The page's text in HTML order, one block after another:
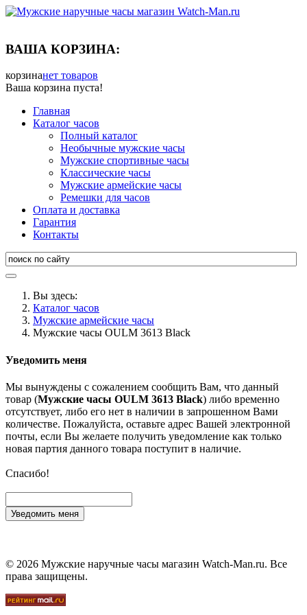
ВАША КОРЗИНА:
корзинанет товаров
Ваша корзина пуста!
Главная
Каталог часов
Полный каталог
Необычные мужские часы
Мужские спортивные часы
Классические часы
Мужские армейские часы
Ремешки для часов
Оплата и доставка
Гарантия
Контакты
Вы здесь:
Каталог часов
Мужские армейские часы
Мужские часы OULM 3613 Black
Уведомить меня
Мы вынуждены с сожалением сообщить Вам, что данный
товар (Мужские часы OULM 3613 Black) либо временно
отсутствует, либо его нет в наличии в запрошенном Вами
количестве. Пожалуйста, оставьте адрес Вашей электронной
почты, если Вы желаете получить уведомление как только
новая партия данного товара поступит в наличие.
Спасибо!
Уведомить меня
© 2026 Мужские наручные часы магазин Watch-Man.ru. Все
права защищены.